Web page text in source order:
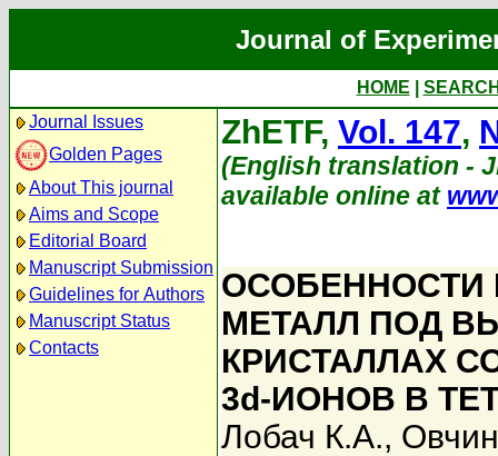
Journal of
HOME
Journal Issues
Golden Pages
About This journal
Aims and Scope
Editorial Board
Manuscript Submission
Guidelines for Authors
Manuscript Status
Contacts
ZhETF, Vol. 147,
(English translation -
available online at
ОСОБЕННОСТИ
МЕТАЛЛ ПОД
КРИСТАЛЛАХ
3d-ИОНОВ В
Лобач К.А.,